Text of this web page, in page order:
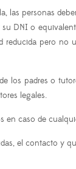
las personas
DNI o
pero no
padres o
legales.
en caso de
el contacto y